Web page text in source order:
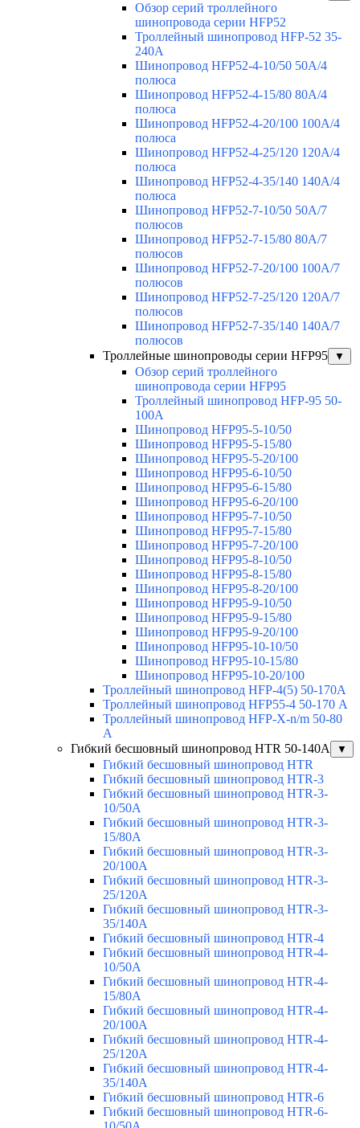
Обзор серий троллейного
шинопровода серии HFP52
Троллейный шинопровод HFP-52 35-
240А
Шинопровод HFP52-4-10/50 50A/4
полюса
Шинопровод HFP52-4-15/80 80A/4
полюса
Шинопровод HFP52-4-20/100 100А/4
полюса
Шинопровод HFP52-4-25/120 120А/4
полюса
Шинопровод HFP52-4-35/140 140А/4
полюса
Шинопровод HFP52-7-10/50 50А/7
полюсов
Шинопровод HFP52-7-15/80 80А/7
полюсов
Шинопровод HFP52-7-20/100 100А/7
полюсов
Шинопровод HFP52-7-25/120 120А/7
полюсов
Шинопровод HFP52-7-35/140 140А/7
полюсов
Троллейные шинопроводы серии HFP95
▼
Обзор серий троллейного
шинопровода серии HFP95
Троллейный шинопровод HFP-95 50-
100А
Шинопровод HFP95-5-10/50
Шинопровод HFP95-5-15/80
Шинопровод HFP95-5-20/100
Шинопровод HFP95-6-10/50
Шинопровод HFP95-6-15/80
Шинопровод HFP95-6-20/100
Шинопровод HFP95-7-10/50
Шинопровод HFP95-7-15/80
Шинопровод HFP95-7-20/100
Шинопровод HFP95-8-10/50
Шинопровод HFP95-8-15/80
Шинопровод HFP95-8-20/100
Шинопровод HFP95-9-10/50
Шинопровод HFP95-9-15/80
Шинопровод HFP95-9-20/100
Шинопровод HFP95-10-10/50
Шинопровод HFP95-10-15/80
Шинопровод HFP95-10-20/100
Троллейный шинопровод HFP-4(5) 50-170A
Троллейный шинопровод HFP55-4 50-170 А
Троллейный шинопровод HFP-X-n/m 50-80
A
Гибкий бесшовный шинопровод HTR 50-140А
▼
Гибкий бесшовный шинопровод HTR
Гибкий бесшовный шинопровод HTR-3
Гибкий бесшовный шинопровод HTR-3-
10/50A
Гибкий бесшовный шинопровод HTR-3-
15/80A
Гибкий бесшовный шинопровод HTR-3-
20/100A
Гибкий бесшовный шинопровод HTR-3-
25/120A
Гибкий бесшовный шинопровод HTR-3-
35/140A
Гибкий бесшовный шинопровод HTR-4
Гибкий бесшовный шинопровод HTR-4-
10/50A
Гибкий бесшовный шинопровод HTR-4-
15/80A
Гибкий бесшовный шинопровод HTR-4-
20/100A
Гибкий бесшовный шинопровод HTR-4-
25/120A
Гибкий бесшовный шинопровод HTR-4-
35/140A
Гибкий бесшовный шинопровод HTR-6
Гибкий бесшовный шинопровод HTR-6-